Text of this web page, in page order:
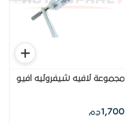
مجموعة لافيه شيفروليه افيو
1,700ج.م